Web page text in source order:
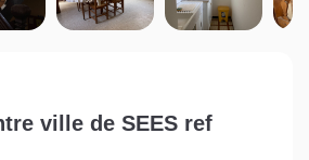
quelles sont les
conséquences ?
ville de SEES ref